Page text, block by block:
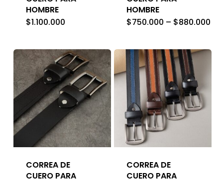
HOMBRE
$1.100.000
HOMBRE
$750.000 – $880.000
CORREA DE
CUERO PARA
CORREA DE
CUERO PARA